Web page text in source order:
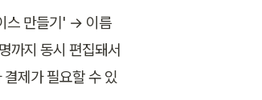
스 만들기' → 이름
까지 동시 편집돼서
제가 필요할 수 있